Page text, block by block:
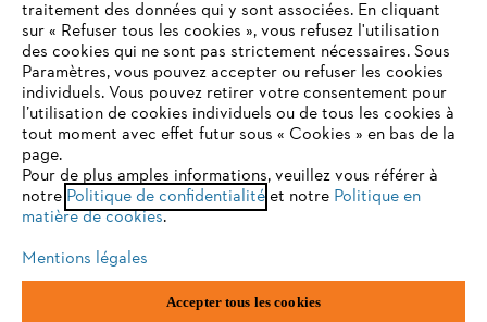
Contact
Politique de protection des données
Mentions légales Utilisation des cookies
ANDREAS STIHL NV, Veurtstraat 117, 2870 Puurs-Sint-Amands,
N'EST PLUS PRIS EN CHARGE
Vous utilisez un navigateur Internet que nous ne prenons plus
en charge, et certaines fonctionnalités de notre site ne
peuvent fonctionner correctement. Pour une utilisation
optimale de notre site, nous vous recommandons de passer à
l'un des navigateurs suivants :
firefox chrome
traitement des données qui y sont associées. En cliquant
sur « Refuser tous les cookies », vous refusez l'utilisation
des cookies qui ne sont pas strictement nécessaires. Sous
Paramètres, vous pouvez accepter ou refuser les cookies
individuels. Vous pouvez retirer votre consentement pour
l’utilisation de cookies individuels ou de tous les cookies à
tout moment avec effet futur sous « Cookies » en bas de la
page.
Pour de plus amples informations, veuillez vous référer à
notre Politique de confidentialitéet notre Politique en
matière de cookies.
Mentions légales
Accepter tous les cookies